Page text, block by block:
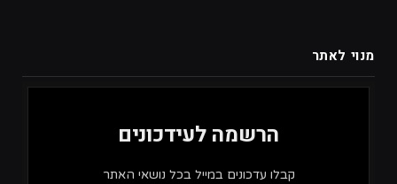
מנוי לאתר
הרשמה לעידכונים
קבלו עדכונים במייל בכל נושאי האתר